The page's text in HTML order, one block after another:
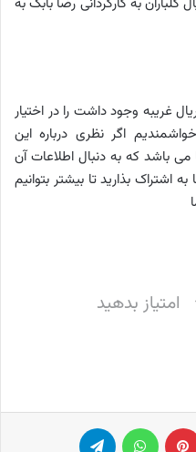
غریبه وجود داشت را در اختیار
اگر نظری درباره این
می باشد که به دنبال اطلاعات آن
اشتراک بذارید تا بیشتر بتوانیم
امتیاز بدهید
پینترست